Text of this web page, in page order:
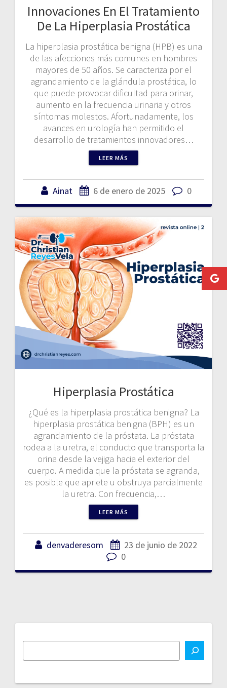
Innovaciones En El Tratamiento
De La Hiperplasia Prostática
La hiperplasia prostática benigna (HPB) es una
de las afecciones más comunes en hombres
mayores de 50 años. Se caracteriza por el
agrandamiento de la glándula prostática, lo
que puede provocar dificultad para orinar,
aumento en la frecuencia urinaria y otros
síntomas molestos. Afortunadamente, los
avances en urología han permitido el
desarrollo de tratamientos innovadores…
LEER MÁS
Ainat 6 de enero de 2025 0
Hiperplasia Prostática
¿Qué es la hiperplasia prostática benigna? La
hiperplasia prostática benigna (BPH) es un
agrandamiento de la próstata. La próstata
rodea a la uretra, el conducto que transporta la
orina desde la vejiga hacia el exterior del
cuerpo. A medida que la próstata se agranda,
es posible que apriete u obstruya parcialmente
la uretra. Con frecuencia,…
LEER MÁS
denvaderesom
23 de junio de 2022
0